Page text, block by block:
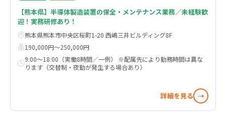
【熊本県】半導体製造装置の保全・メンテナンス業務／未経験歓
迎！実務研修あり！
熊本県熊本市中央区桜町1-20 西嶋三井ビルディング8F
190,000円〜250,000円
9:00～18:00（実働8時間／一例） ※配属先により勤務時間は異な
ります（交替制・夜勤が発生する場合あり）
詳細を見る →